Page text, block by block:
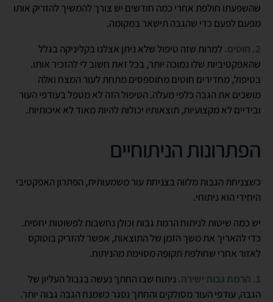
שהשפעתו חולפת אחרי כמה חודשים יש צורך להמשיך להזריק אותו
מפעם לפעם כדי שהגבה תישאר במקומה.
2. חוטים.
למרות שזה טיפול שלא ניתן אצלנו בקליניקה בגלל
שהאפקטיביות שלו נמוכה יותר, בכל זאת חשוב לי להזכיר אותו.
בטיפול, מחדירים חוטים מחוספסים מתחת לעור המצח ואלה
מושכים את הגבה כלפי מעלה. הטיפול הזה לא מטפל בעודפי העור
ובידיים לא מקצועיות, תוצאותיו יכולות להיות מאוד לא איכותיות.
הפתרונות הניתוחיים
כשצניחת הגבות מלווה בצניחת עור משמעותית, הפתרון האפקטיבי
היחידי הוא ניתוחי.
יש כמה שיטות לניתוח הרמת גבות וכולן נחשבות לפשוטות יחסית.
כדי להאריך את משך הזמן של התוצאות, אפשר להזריק בוטוקס
לאזור אחרי שחולפת תקופה מסוימת מהניתוח.
1. הרמת גבות ישירה.
ניתוח שבו החתך נעשה בגבול העליון של
הגבה, עודפי העור מסולקים והחתך נסגר כשמנח הגבה גבוה יותר.